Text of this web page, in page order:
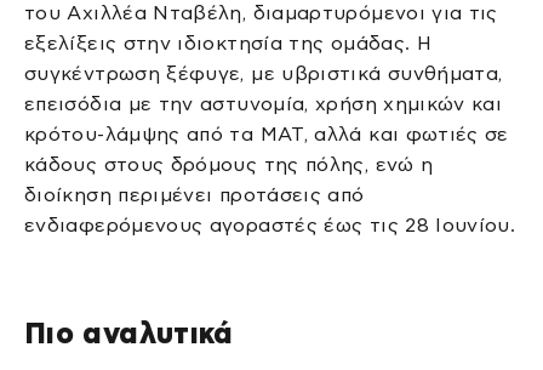
του Αχιλλέα Νταβέλη, διαμαρτυρόμενοι για τις
εξελίξεις στην ιδιοκτησία της ομάδας. Η
συγκέντρωση ξέφυγε, με υβριστικά συνθήματα,
επεισόδια με την αστυνομία, χρήση χημικών και
κρότου-λάμψης από τα ΜΑΤ, αλλά και φωτιές σε
κάδους στους δρόμους της πόλης, ενώ η
διοίκηση περιμένει προτάσεις από
ενδιαφερόμενους αγοραστές έως τις 28 Ιουνίου.
Πιο αναλυτικά